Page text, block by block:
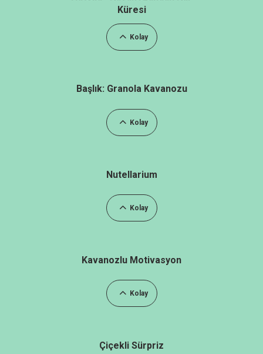
Küresi
Kolay
Başlık: Granola Kavanozu
Kolay
Nutellarium
Kolay
Kavanozlu Motivasyon
Kolay
Çiçekli Sürpriz